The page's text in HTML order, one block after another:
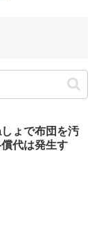
ょで布団を汚
代は発生す